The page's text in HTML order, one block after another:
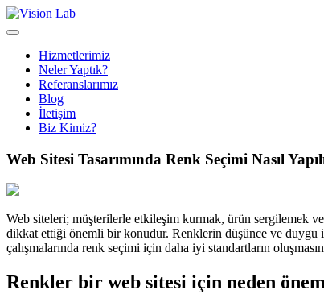
Hizmetlerimiz
Neler Yaptık?
Referanslarımız
Blog
İletişim
Biz Kimiz?
Web Sitesi Tasarımında Renk Seçimi Nasıl
Web siteleri; müşterilerle etkileşim kurmak, ürün sergilemek
dikkat ettiği önemli bir konudur. Renklerin düşünce ve duygu
çalışmalarında renk seçimi için daha iyi standartların
Renkler bir web sitesi için neden